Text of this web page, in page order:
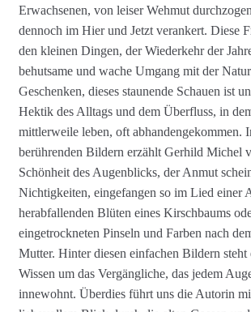
Erwachsenen, von leiser Wehmut
dennoch im Hier und Jetzt verankert. Diese
den kleinen Dingen, der Wiederkehr der
behutsame und wache Umgang mit der
Geschenken, dieses staunende Schauen ist
Hektik des Alltags und dem Überfluss, in
mittlerweile leben, oft abhandengekommen.
berührenden Bildern erzählt Gerhild Michel
Schönheit des Augenblicks, der Anmut
Nichtigkeiten, eingefangen so im Lied einer
herabfallenden Blüten eines Kirschbaums
eingetrockneten Pinseln und Farben nach
Mutter. Hinter diesen einfachen Bildern steht
Wissen um das Vergängliche, das jedem
innewohnt. Überdies führt uns die Autorin